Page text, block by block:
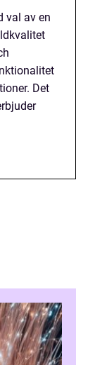
val av en
Det